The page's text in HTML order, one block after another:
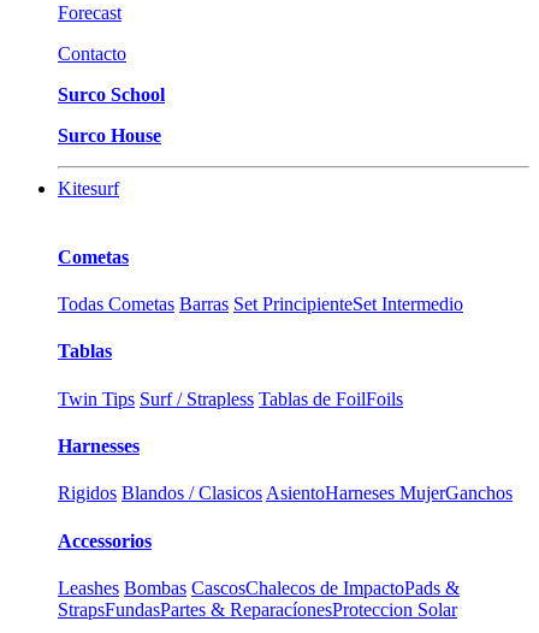
Forecast
Contacto
Surco School
Surco House
Kitesurf
Cometas
Todas Cometas Barras Set PrincipienteSet Intermedio
Tablas
Twin Tips Surf / Strapless Tablas de FoilFoils
Harnesses
Rigidos Blandos / Clasicos AsientoHarneses MujerGanchos
Accessorios
Leashes Bombas CascosChalecos de ImpactoPads &
StrapsFundasPartes & ReparacíonesProteccion Solar